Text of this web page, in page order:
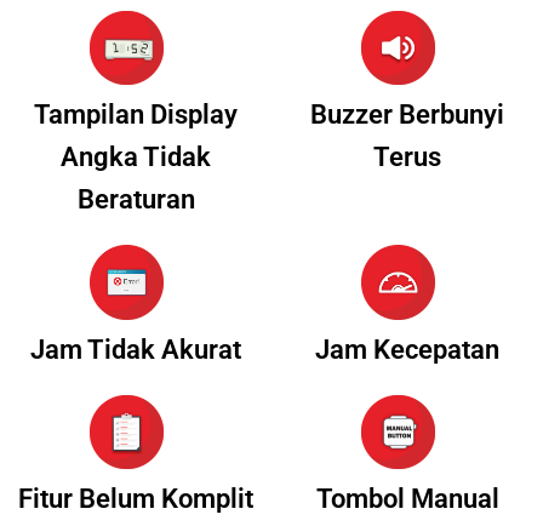
Tampilan Display
Angka Tidak
Beraturan
Buzzer Berbunyi
Terus
Jam Tidak Akurat Jam Kecepatan
Fitur Belum Komplit
Tombol Manual